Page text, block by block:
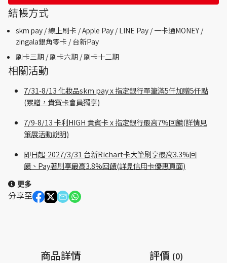
結帳方式
skm pay /線上刷卡 / Apple Pay /LINE Pay / 一卡通MONEY /
zingala銀角零卡 /台新Pay
刷卡三期 /刷卡六期 /刷卡十二期
相關活動
7/31-8/13 化妝品skm pay x 指定銀行單筆滿5仟加贈5仟點
(累贈，貴賓卡會員獨享)
7/9-8/13 卡利HIGH 貴賓卡 x 指定銀行最高7%回饋(詳情見
策展活動說明)
即日起-2027/3/31 台新Richart卡大筆刷享最高3.3%回
饋、Pay著刷享最高3.8%回饋(詳見信用卡優惠頁面)
更多
分享至
商品詳情 評價 (0)